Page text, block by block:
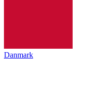
Danmark